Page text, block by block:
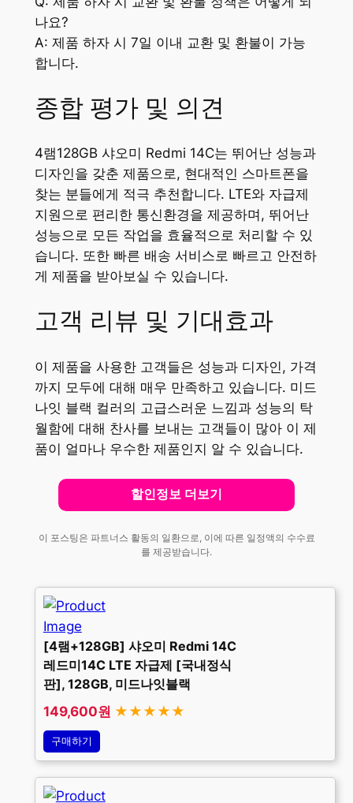
나요?
A: 제품 하자 시 7일 이내 교환 및 환불이 가능
합니다.
종합 평가 및 의견
4램128GB 샤오미 Redmi 14C는 뛰어난 성능과
디자인을 갖춘 제품으로, 현대적인 스마트폰을
찾는 분들에게 적극 추천합니다. LTE와 자급제
지원으로 편리한 통신환경을 제공하며, 뛰어난
성능으로 모든 작업을 효율적으로 처리할 수 있
습니다. 또한 빠른 배송 서비스로 빠르고 안전하
게 제품을 받아보실 수 있습니다.
고객 리뷰 및 기대효과
이 제품을 사용한 고객들은 성능과 디자인, 가격
까지 모두에 대해 매우 만족하고 있습니다. 미드
나잇 블랙 컬러의 고급스러운 느낌과 성능의 탁
월함에 대해 찬사를 보내는 고객들이 많아 이 제
품이 얼마나 우수한 제품인지 알 수 있습니다.
할인정보 더보기
이 포스팅은 파트너스 활동의 일환으로, 이에 따른 일정액의 수수료
를 제공받습니다.
[4램+128GB] 샤오미 Redmi 14C
레드미14C LTE 자급제 [국내정식
판], 128GB, 미드나잇블랙
149,600원 ★★★★★
구매하기